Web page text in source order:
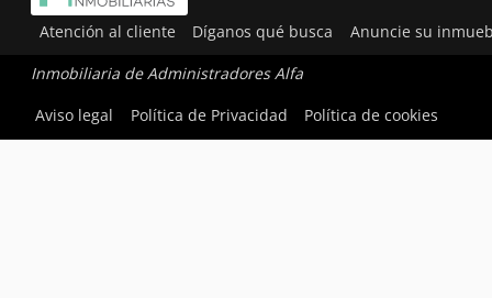
Atención al cliente Díganos qué busca Anuncie su
Inmobiliaria de Administradores Alfa
Aviso legal
Política de Privacidad Política de cookies